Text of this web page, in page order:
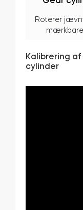
BleBox
Roterer
mærkbare
Kalibrering
cylinder